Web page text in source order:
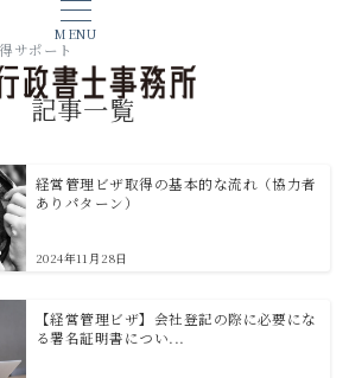
MENU
サポート
記事一覧
経営管理ビザ取得の基本的な流れ（協力者
ありパターン）
2024年11月28日
【経営管理ビザ】会社登記の際に必要にな
る署名証明書につい...